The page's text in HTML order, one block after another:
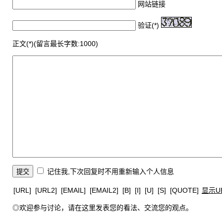
网站链接
验证(*)
正文(*)(留言最长字数:1000)
记住我,下次回复时不用重新输入个人信息
[URL] [URL2] [EMAIL] [EMAIL2] [B] [I] [U] [S] [QUOTE] 显示
◎欢迎参与讨论，请在这里发表您的看法、交流您的观点。